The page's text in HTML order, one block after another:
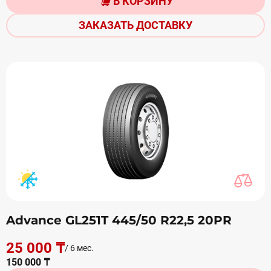
ЗАКАЗАТЬ ДОСТАВКУ
Advance GL251T 445/50 R22,5 20PR
25 000 ₸/ 6 мес.
150 000 ₸